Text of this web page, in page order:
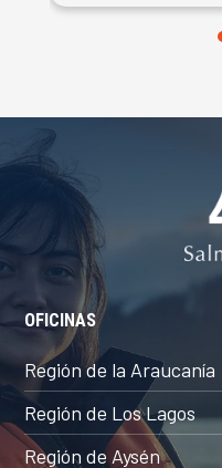
OFICINAS
Región de la Araucanía
Región de Los Lagos
Región de Aysén